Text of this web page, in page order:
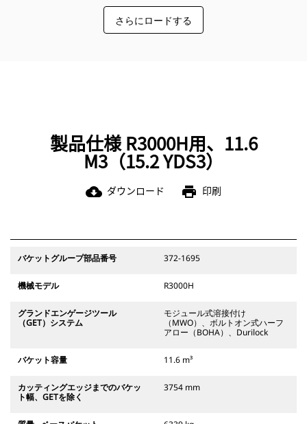
CaterpillarはバケットとともにあらゆるGETオプション
をご用意しています。CaterpillarとCatディーラはワン
ストップショップを提供しており、多くの取引先は必要
さらにロードする
製品仕様 R3000H用、11.6
M3（15.2 YDS3）
cloud_download ダウンロード print 印刷
バケットグループ部品番号 372-1695
機械モデル R3000H
グランドエンゲージツール
（GET）システム
モジュール式溶接付け
（MWO）、ボルトオン式ハーフ
アロー（BOHA）、Durilock
バケット容量 11.6 m³
カッティングエッジまでのバケッ
ト幅、GETを除く
3754 mm